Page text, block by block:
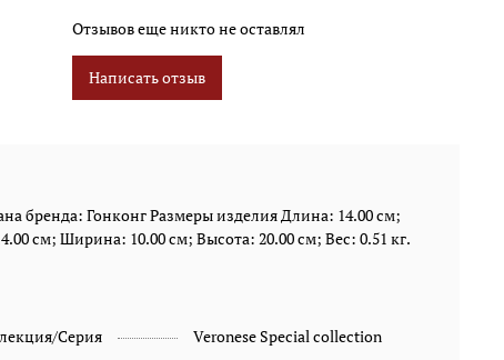
Отзывов еще никто не оставлял
Написать отзыв
бренда: Гонконг Размеры изделия Длина: 14.00 см;
см; Ширина: 10.00 см; Высота: 20.00 см; Вес: 0.51 кг.
Серия Veronese Special collection